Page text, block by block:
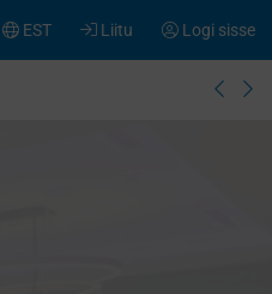
Logi sisse
Liitu
EST